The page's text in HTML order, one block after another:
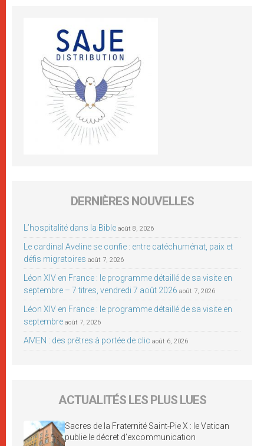
DERNIÈRES NOUVELLES
L’hospitalité dans la Bible août 8, 2026
Le cardinal Aveline se confie : entre catéchuménat, paix et
défis migratoires août 7, 2026
Léon XIV en France : le programme détaillé de sa visite en
septembre – 7 titres, vendredi 7 août 2026 août 7, 2026
Léon XIV en France : le programme détaillé de sa visite en
septembre août 7, 2026
AMEN : des prêtres à portée de clic août 6, 2026
ACTUALITÉS LES PLUS LUES
Sacres de la Fraternité Saint-Pie X : le Vatican
publie le décret d’excommunication